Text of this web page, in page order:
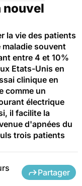
nouvel
la vie des patients
souvent
entre 4 et 10%
Etats-Unis en
clinique en
comme un
électrique
il facilite la
d'apnées du
trois patients
Partager